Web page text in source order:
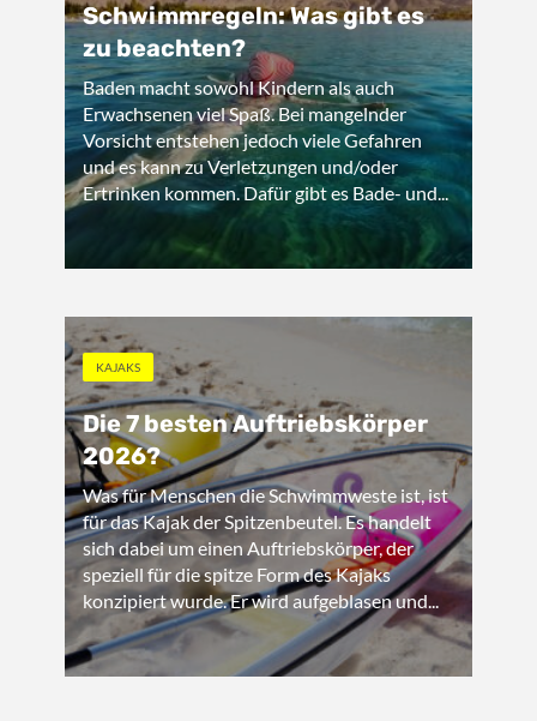
Schwimmregeln: Was gibt es
zu beachten?
Baden macht sowohl Kindern als auch
Erwachsenen viel Spaß. Bei mangelnder
Vorsicht entstehen jedoch viele Gefahren
und es kann zu Verletzungen und/oder
Ertrinken kommen. Dafür gibt es Bade- und...
KAJAKS
Die 7 besten Auftriebskörper
2026?
Was für Menschen die Schwimmweste ist, ist
für das Kajak der Spitzenbeutel. Es handelt
sich dabei um einen Auftriebskörper, der
speziell für die spitze Form des Kajaks
konzipiert wurde. Er wird aufgeblasen und...